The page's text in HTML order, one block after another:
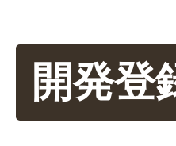
開発登